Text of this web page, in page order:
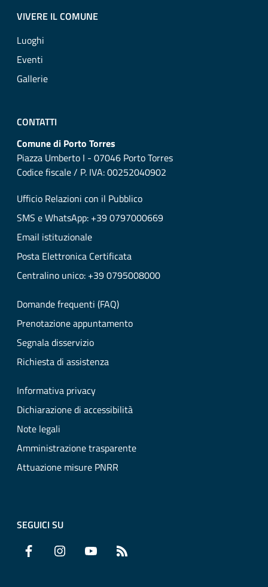
VIVERE IL COMUNE
Luoghi
Eventi
Gallerie
CONTATTI
Comune di Porto Torres
Piazza Umberto I - 07046 Porto Torres
Codice fiscale / P. IVA: 00252040902
Ufficio Relazioni con il Pubblico
SMS e WhatsApp: +39 0797000669
Email istituzionale
Posta Elettronica Certificata
Centralino unico: +39 0795008000
Domande frequenti (FAQ)
Prenotazione appuntamento
Segnala disservizio
Richiesta di assistenza
Informativa privacy
Dichiarazione di accessibilità
Note legali
Amministrazione trasparente
Attuazione misure PNRR
SEGUICI SU
Facebook Instagram YouTube